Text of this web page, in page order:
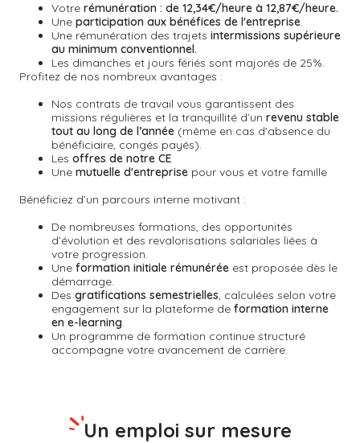
Votre rémunération : de 12,34€/heure à 12,87€/heure.
Une participation aux bénéfices de l'entreprise.
Une rémunération des trajets intermissions supérieure
au minimum conventionnel.
Les dimanches et jours fériés sont majorés de 25%.
Profitez de nos nombreux avantages :
Nos contrats de travail vous garantissent des
missions régulières et la tranquillité d’un revenu stable
tout au long de l’année (même en cas d’absence du
bénéficiaire, congés payés).
Les offres de notre CE
Une mutuelle d'entreprise pour vous et votre famille
Bénéficiez d’un parcours interne motivant :
De nombreuses formations, des opportunités
d’évolution et des revalorisations salariales liées à
votre progression.
Une formation initiale rémunérée est proposée dès le
démarrage.
Des gratifications semestrielles, calculées selon votre
engagement sur la plateforme de formation interne
en e-learning.
Un programme de formation continue structuré
accompagne votre avancement de carrière.
Un emploi sur mesure